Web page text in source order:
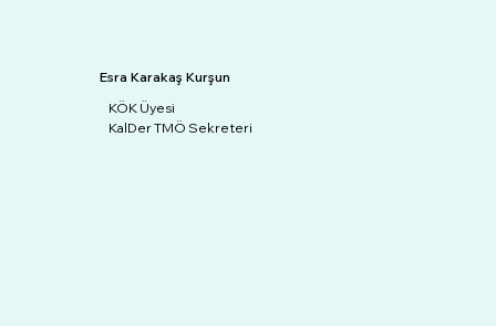
Esra Karakaş Kurşun
KÖK Üyesi
KalDer TMÖ Sekreteri